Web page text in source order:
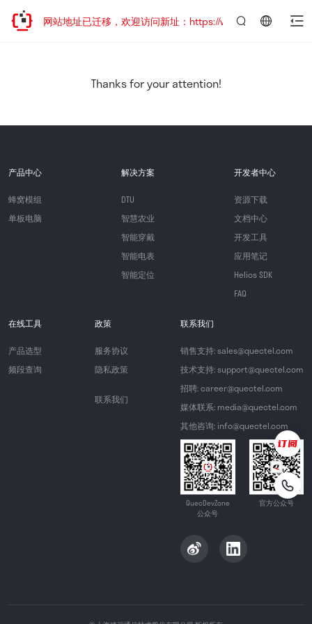
网站地址已迁移，欢迎访问新址：https://www.quectel.com.cn
Thanks for your attention!
产品中心
蜂窝模组
单板电脑
解决方案
DTU
智慧农业
智能穿戴
智能电表
智能定位
开发者中心
资源下载
文档中心
开发工具
应用笔记
Helios SDK
FAQ
在线工具
产品选型
频段查询
政策
服务协议
隐私政策
联系我们
联系我们
销售支持: sales@quectel.com
技术支持: support@quectel.com
招聘: career@quectel.com
媒体联系: media@quectel.com
其他咨询: info@quectel.com
QuecDevZone
公众号
官方公众号